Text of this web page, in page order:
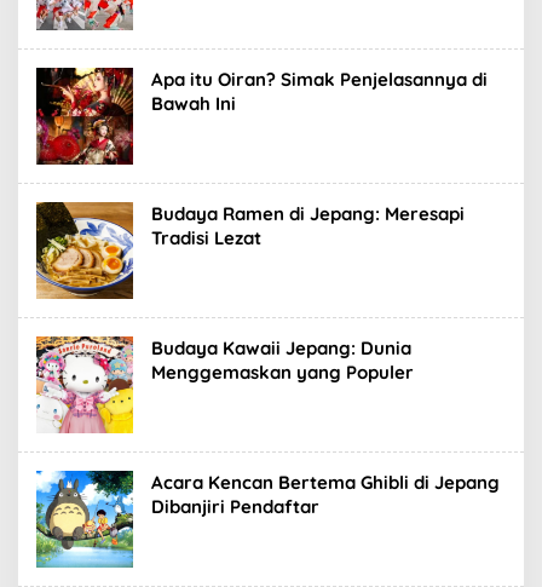
Apa itu Oiran? Simak Penjelasannya di
Bawah Ini
Budaya Ramen di Jepang: Meresapi
Tradisi Lezat
Budaya Kawaii Jepang: Dunia
Menggemaskan yang Populer
Acara Kencan Bertema Ghibli di Jepang
Dibanjiri Pendaftar